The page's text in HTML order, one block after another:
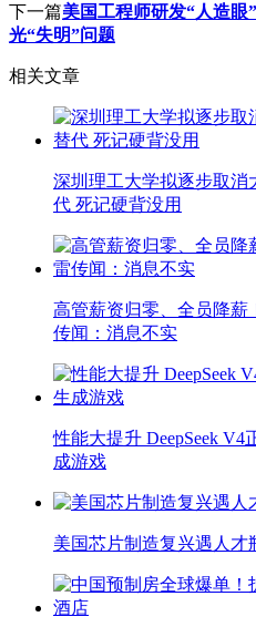
下一篇美国工程师研发“人造
光“失明”问题
相关文章
深圳理工大学拟逐步取
代 死记硬背没用
高管薪资归零、全员降薪
传闻：消息不实
性能大提升 DeepSeek
成游戏
美国芯片制造复兴遇人才